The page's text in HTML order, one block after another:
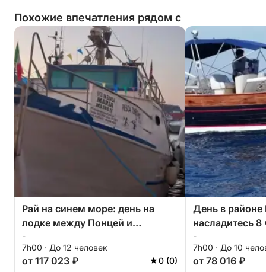
Похожие впечатления рядом с
Рай на синем море: день на
лодке между Понцей и
Пальмаролой
-
7h00 · До 12 человек
от 117 023 ₽ 0 (0)
День в
насладитесь
исследования
моторной
-
7h00 · До 10
от 78 016 ₽